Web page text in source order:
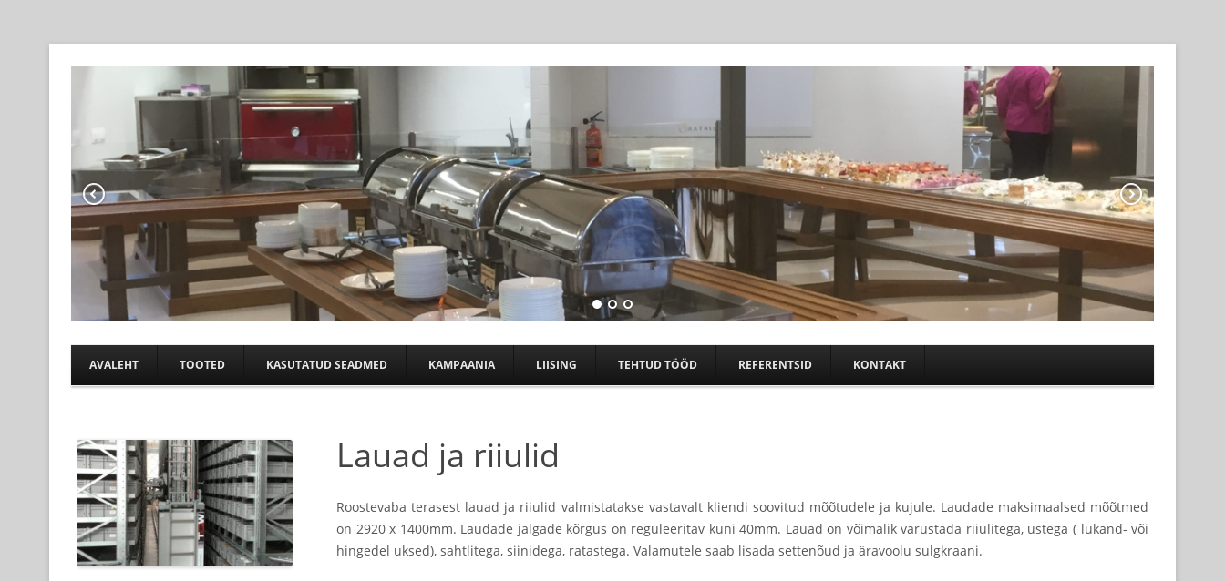
KÖÖGIABI
Skip to content
AVALEHT TOOTED KASUTATUD SEADMED KAMPAANIA LIISING TEHTUD TÖÖD REFERENTSID KONTAKT
Lauad ja riiulid
Roostevaba terasest lauad ja riiulid valmistatakse vastavalt kliendi soovitud mõõtudele ja kujule. Laudade maksimaalsed mõõtmed
on 2920 x 1400mm. Laudade jalgade kõrgus on reguleeritav kuni 40mm. Lauad on võimalik varustada riiulitega, ustega ( lükand- või
hingedel uksed), sahtlitega, siinidega, ratastega. Valamutele saab lisada settenõud ja äravoolu sulgkraani.